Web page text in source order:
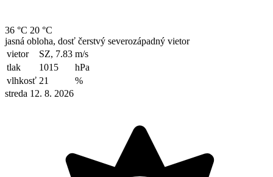
36 °C 20 °C
jasná obloha, dosť čerstvý severozápadný vietor
vietor
SZ, 7.83 m/s
tlak
1015
hPa
vlhkosť 21
%
streda 12. 8. 2026